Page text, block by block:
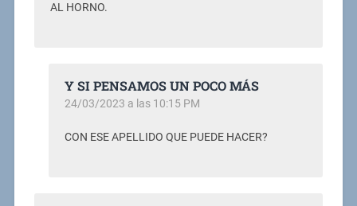
AL HORNO.
Y SI PENSAMOS UN POCO MÁS
24/03/2023 a las 10:15 PM
CON ESE APELLIDO QUE PUEDE HACER?